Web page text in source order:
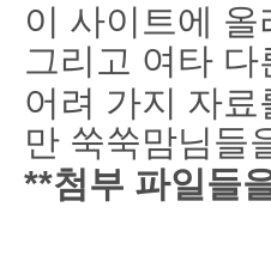
이 사이트에
그리고 여타
어려 가지 자
만 쑥쑥맘님들
**첨부 파일들